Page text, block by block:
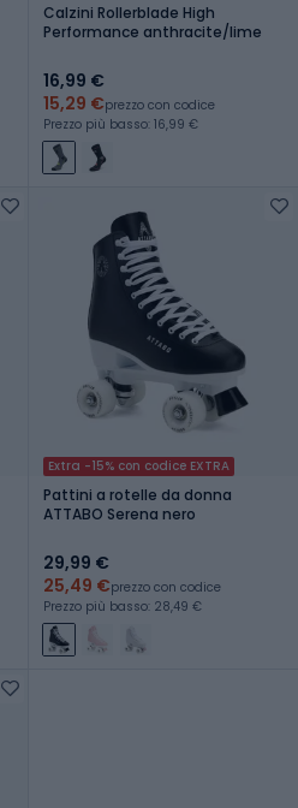
Calzini Rollerblade High
Performance anthracite/lime
16,99 €
15,29 €prezzo con codice
Prezzo più basso: 16,99 €
Extra -15% con codice EXTRA
Pattini a rotelle da donna
ATTABO Serena nero
29,99 €
25,49 €prezzo con codice
Prezzo più basso: 28,49 €